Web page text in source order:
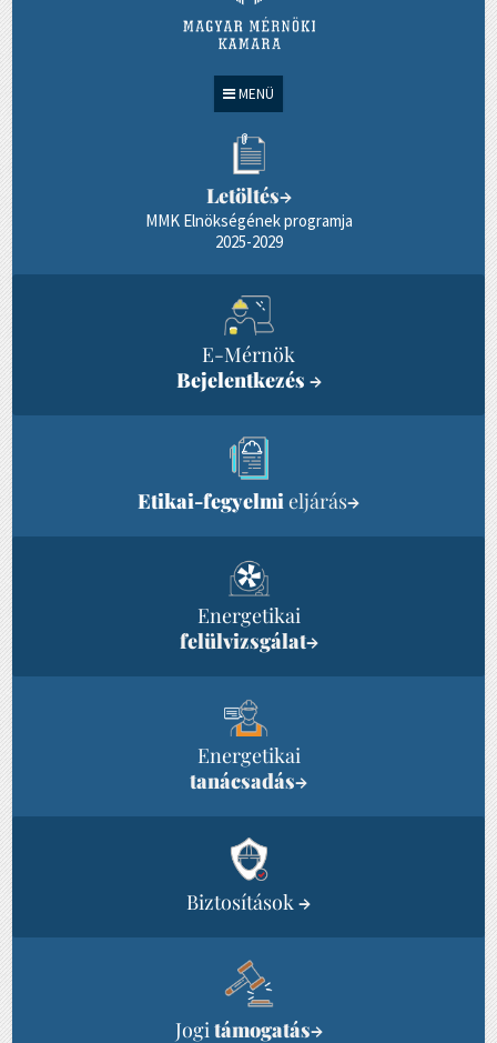
MENÜ
Letöltés→
MMK Elnökségének programja
2025-2029
E-Mérnök
Bejelentkezés →
Etikai-fegyelmieljárás→
Energetikai
felülvizsgálat→
Energetikai
tanácsadás→
Biztosítások→
Jogitámogatás→